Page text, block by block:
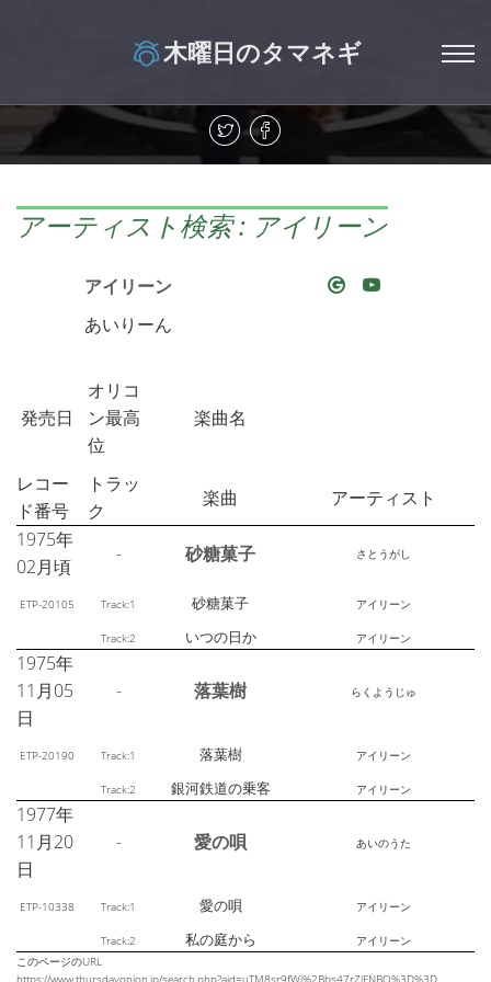
木曜日のタマネギ
アーティスト検索 : アイリーン
アイリーン
あいりーん
発売日
オリコ
ン最高
位
楽曲名
レコー
ド番号
トラッ
ク
楽曲
アーティスト
1975年
02月頃
- 砂糖菓子 さとうがし
ETP-20105 Track:1 砂糖菓子 アイリーン
Track:2 いつの日か アイリーン
1975年
11月05
日
- 落葉樹 らくようじゅ
ETP-20190 Track:1 落葉樹 アイリーン
Track:2 銀河鉄道の乗客 アイリーン
1977年
11月20
日
- 愛の唄 あいのうた
ETP-10338 Track:1 愛の唄 アイリーン
Track:2 私の庭から
アイリーン
このページのURL
https://www.thursdayonion.jp/search.php?aid=uTM8sr9fWj%2Bbs47rZlFNBQ%3D%3D